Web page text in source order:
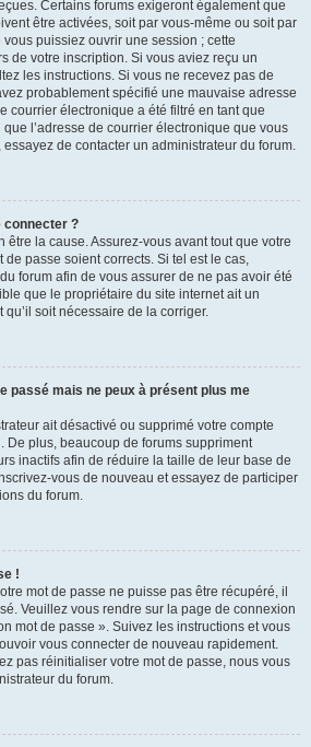
Certains forums exigeront également que
être activées, soit par vous-même ou soit par
puissiez ouvrir une session ; cette
de votre inscription. Si vous aviez reçu un
les instructions. Si vous ne recevez pas de
probablement spécifié une mauvaise adresse
courrier électronique a été filtré en tant que
l’adresse de courrier électronique que vous
de contacter un administrateur du forum.
connecter ?
être la cause. Assurez-vous avant tout que votre
de passe soient corrects. Si tel est le cas,
forum afin de vous assurer de ne pas avoir été
que le propriétaire du site internet ait un
soit nécessaire de la corriger.
passé mais ne peux à présent plus me
ait désactivé ou supprimé votre compte
De plus, beaucoup de forums suppriment
inactifs afin de réduire la taille de leur base de
vous de nouveau et essayez de participer
du forum.
!
mot de passe ne puisse pas être récupéré, il
Veuillez vous rendre sur la page de connexion
mot de passe ». Suivez les instructions et vous
vous connecter de nouveau rapidement.
pas réinitialiser votre mot de passe, nous vous
du forum.